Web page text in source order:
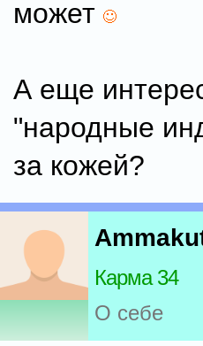
может
А еще
"народные
за кожей?
Карма 34
О себе